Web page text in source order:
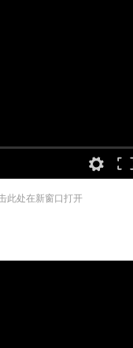
此处在新窗口打开